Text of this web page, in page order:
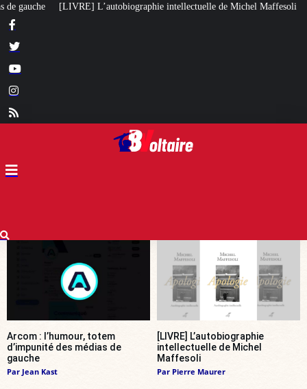
intellectuelle de Michel Maffesoli Pour regagner son influence en
Arcom : l’humour, totem
d’impunité des médias de
gauche
Par Jean Kast
[LIVRE] L’autobiographie
intellectuelle de Michel
Maffesoli
Par Pierre Maurer